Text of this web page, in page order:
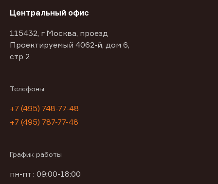
Центральный офис
115432, г Москва, проезд
Проектируемый 4062-й, дом 6,
стр 2
Телефоны
+7 (495) 748-77-48
+7 (495) 787-77-48
График работы
пн-пт : 09:00-18:00